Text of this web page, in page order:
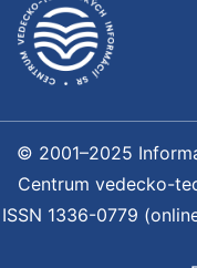
© 2001–2025
Centrum vedecko-
ISSN 1336-0779